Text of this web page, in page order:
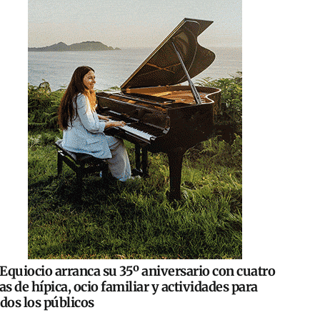
Equiocio arranca su 35º aniversario con cuatro
de hípica, ocio familiar y actividades para
los públicos